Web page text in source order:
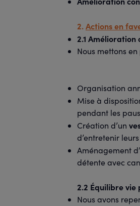
2.Actions en
2.1
Nous mettons
Organisation
Mise à
pendant les
Création d’un
d’entretenir
Aménagement
détente avec
2.2 Équilibre
Nous avons